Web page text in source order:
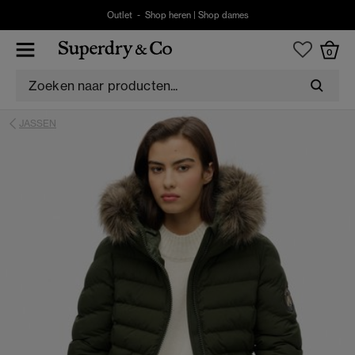
Outlet - Shop heren| Shop dames
0
JASSEN